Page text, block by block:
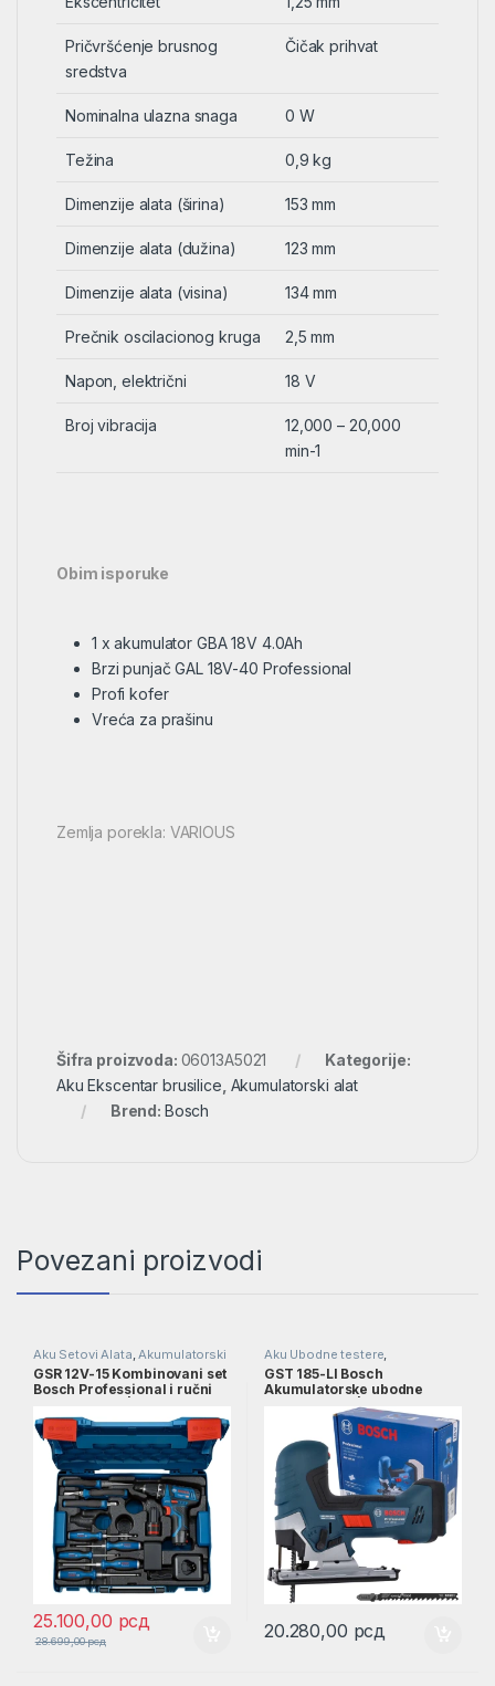
Pričvršćenje brusnog
sredstva
Čičak prihvat
Nominalna ulazna snaga 0 W
Težina 0,9 kg
Dimenzije alata (širina) 153 mm
Dimenzije alata (dužina) 123 mm
Dimenzije alata (visina) 134 mm
Prečnik oscilacionog kruga 2,5 mm
Napon, električni 18 V
Broj vibracija
12,000 – 20,000
min-1
Obim isporuke
1 x akumulator GBA 18V 4.0Ah
Brzi punjač GAL 18V-40 Professional
Profi kofer
Vreća za prašinu
Zemlja porekla: VARIOUS
Šifra proizvoda: 06013A5021
Kategorije:
Aku Ekscentar brusilice Akumulatorski alat
Brend: Bosch
Povezani proizvodi
Aku Setovi Alata Akumulatorski
alat
GSR 12V-15 Kombinovani set
Bosch Professional i ručni
25.100,00 рсд
28.699,00рсд
Aku Ubodne testere
Akumulatorski alat
GST 185-LI Bosch
Akumulatorske ubodne
testere SOLO | 06015B2021
20.280,00 рсд